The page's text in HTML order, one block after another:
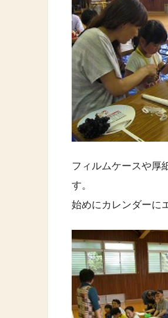
フィルムケースや厚
す。
始めにカレンダーに